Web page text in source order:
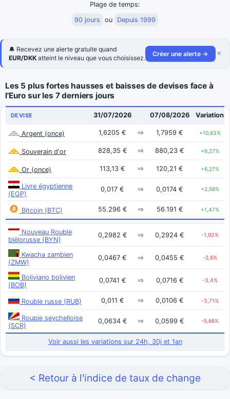
Plage de temps:
90 jours
ou Depuis 1999
🔔 Recevez une alerte gratuite quand
EUR/DKK atteint le niveau que vous choisissez.
Créer une alerte → ×
Les 5 plus fortes hausses et baisses de devises face à
l'Euro sur les 7 derniers jours
DEVISE 31/07/2026 07/08/2026 Variation
Argent (once) 1,6205 € ⇨ 1,7959 € +10,83%
Souverain d'or 828,35 € ⇨ 880,23 € +6,27%
Or (once) 113,13 € ⇨ 120,21 € +6,27%
Livre égyptienne
(EGP)
0,017 € ⇨ 0,0174 € +2,58%
Bitcoin (BTC) 55.296 € ⇨ 56.191 € +1,47%
Nouveau Rouble
biélorusse (BYN)
0,2982 € ⇨ 0,2924 € -1,93%
Kwacha zambien
(ZMW)
0,0467 € ⇨ 0,0455 € -2,6%
Boliviano bolivien
(BOB)
0,0741 € ⇨ 0,0716 € -3,4%
Rouble russe (RUB) 0,011 € ⇨ 0,0106 € -3,71%
Roupie seychelloise
(SCR)
0,0634 € ⇨ 0,0599 € -5,66%
Voir aussi les variations sur 24h, 30j et 1an
< Retour à l'indice de taux de change